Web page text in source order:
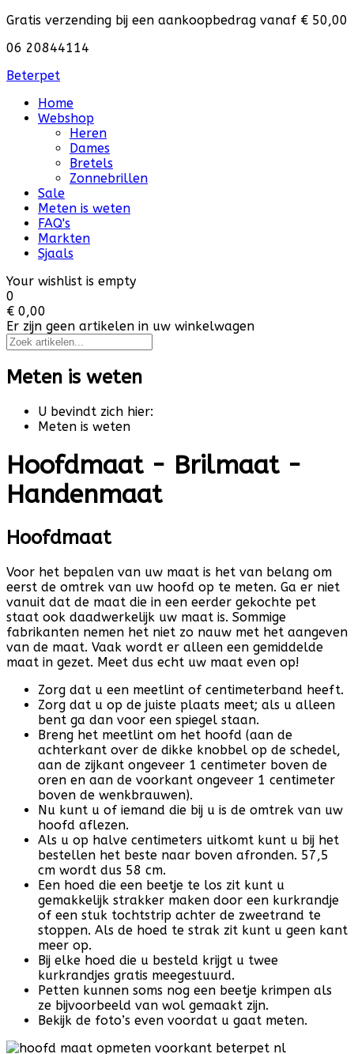
Gratis verzending bij een aankoopbedrag vanaf € 50,00
06 20844114
Beterpet
Home
Webshop
Heren
Dames
Bretels
Zonnebrillen
Sale
Meten is weten
FAQ's
Markten
Sjaals
Your wishlist is empty
0
€ 0,00
Er zijn geen artikelen in uw winkelwagen
Meten is weten
U bevindt zich hier:
Meten is weten
Hoofdmaat - Brilmaat -
Handenmaat
Hoofdmaat
Voor het bepalen van uw maat is het van belang om
eerst de omtrek van uw hoofd op te meten. Ga er niet
vanuit dat de maat die in een eerder gekochte pet
staat ook daadwerkelijk uw maat is. Sommige
fabrikanten nemen het niet zo nauw met het aangeven
van de maat. Vaak wordt er alleen een gemiddelde
maat in gezet. Meet dus echt uw maat even op!
Zorg dat u een meetlint of centimeterband heeft.
Zorg dat u op de juiste plaats meet; als u alleen
bent ga dan voor een spiegel staan.
Breng het meetlint om het hoofd (aan de
achterkant over de dikke knobbel op de schedel,
aan de zijkant ongeveer 1 centimeter boven de
oren en aan de voorkant ongeveer 1 centimeter
boven de wenkbrauwen).
Nu kunt u of iemand die bij u is de omtrek van uw
hoofd aflezen.
Als u op halve centimeters uitkomt kunt u bij het
bestellen het beste naar boven afronden. 57,5
cm wordt dus 58 cm.
Een hoed die een beetje te los zit kunt u
gemakkelijk strakker maken door een kurkrandje
of een stuk tochtstrip achter de zweetrand te
stoppen. Als de hoed te strak zit kunt u geen kant
meer op.
Bij elke hoed die u besteld krijgt u twee
kurkrandjes gratis meegestuurd.
Petten kunnen soms nog een beetje krimpen als
ze bijvoorbeeld van wol gemaakt zijn.
Bekijk de foto’s even voordat u gaat meten.